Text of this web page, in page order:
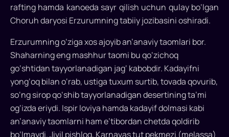
rafting hamda kanoeda sayr qilish uchun qulay bo‘lgan
Choruh daryosi Erzurumning tabiiy jozibasini oshiradi.
Erzurumning o‘ziga xos ajoyib an’anaviy taomlari bor.
Shaharning eng mashhur taomi bu qo‘zichoq
go‘shtidan tayyorlanadigan jag‘ kabobdir. Kadayifni
yong‘oq bilan o‘rab, ustiga tuxum surtib, tovada qovurib,
so‘ng sirop qo‘shib tayyorlanadigan desertining ta’mi
og‘izda eriydi. Ispir loviya hamda kadayif dolmasi kabi
an’anaviy taomlarni ham e’tibordan chetda qoldirib
bo‘lmaydi. Jivil pishloq, Karnavas tut pekmezi (melassa)